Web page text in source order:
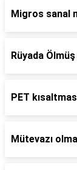
Migros sanal
Rüyada
PET
Mütevazı